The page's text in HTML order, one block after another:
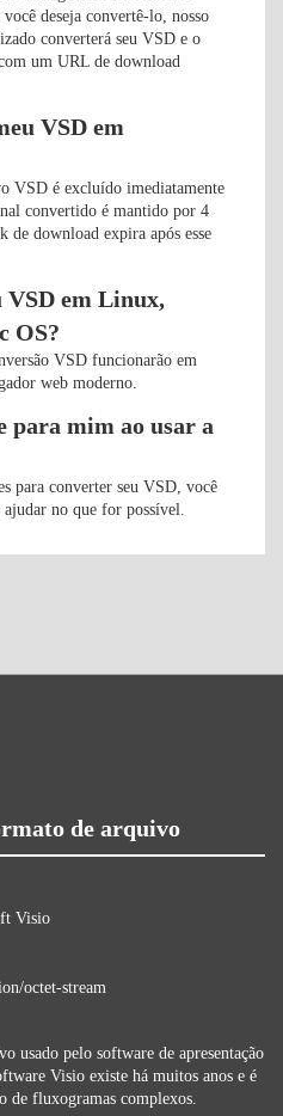
deseja convertê-lo, nosso
converterá seu VSD e o
um URL de download
VSD em
VSD é excluído imediatamente
convertido é mantido por 4
de download expira após esse
VSD em Linux,
OS?
VSD funcionarão em
web moderno.
para mim ao usar a
para converter seu VSD, você
ajudar no que for possível.
de arquivo
Visio
octet-stream
usado pelo software de apresentação
Visio existe há muitos anos e é
de fluxogramas complexos.